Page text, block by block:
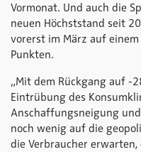
Vormonat. Und auch die
neuen Höchststand seit
vorerst im März auf
Punkten.
„Mit dem Rückgang auf -
Eintrübung des
Anschaffungsneigung
noch wenig auf die
die Verbraucher